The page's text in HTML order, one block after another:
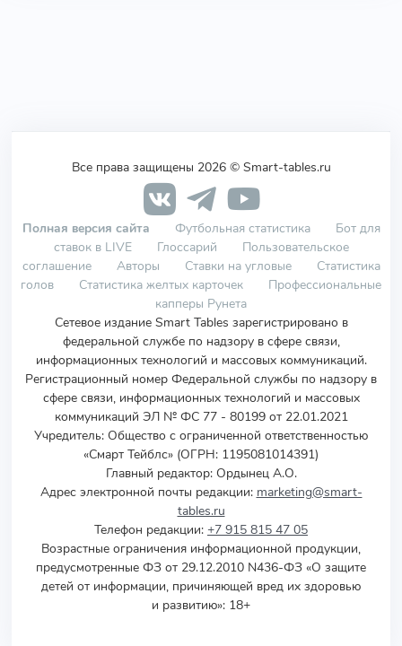
Все права защищены 2026 © Smart-tables.ru
Полная версия сайта Футбольная статистика
Бот для
ставок в LIVE
Глоссарий
Пользовательское
соглашение
Авторы Ставки на угловые
Статистика
голов
Статистика желтых карточек
Профессиональные
капперы Рунета
Сетевое издание Smart Tables зарегистрировано в
федеральной службе по надзору в сфере связи,
информационных технологий и массовых коммуникаций.
Регистрационный номер Федеральной службы по надзору в
сфере связи, информационных технологий и массовых
коммуникаций ЭЛ № ФС 77 - 80199 от 22.01.2021
Учредитель: Общество с ограниченной ответственностью
«Смарт Тейблс» (ОГРН: 1195081014391)
Главный редактор: Ордынец А.О.
Адрес электронной почты редакции: marketing@smart-
tables.ru
Телефон редакции: +7 915 815 47 05
Возрастные ограничения информационной продукции,
предусмотренные ФЗ от 29.12.2010 N436-ФЗ «О защите
детей от информации, причиняющей вред их здоровью
и развитию»: 18+